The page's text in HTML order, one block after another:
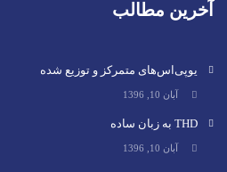
آخرین مطالب
یوپی‌اس‌های متمرکز و توزیع شده
آبان 10, 1396
THD به زبان ساده
آبان 10, 1396